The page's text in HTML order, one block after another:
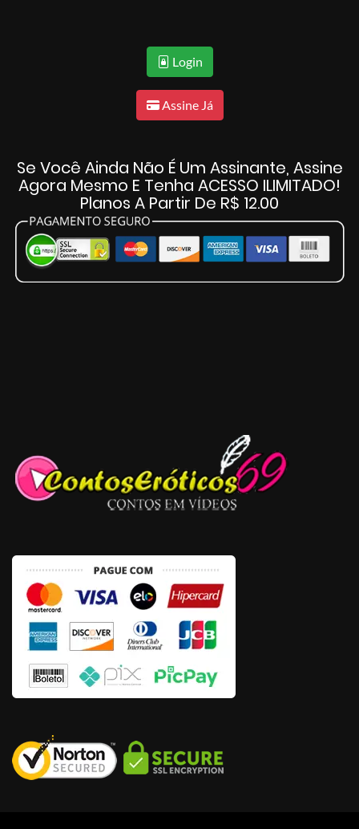
Login
Assine Já
Se Você Ainda Não É Um Assinante, Assine
Agora Mesmo E Tenha ACESSO ILIMITADO!
Planos A Partir De R$ 12.00